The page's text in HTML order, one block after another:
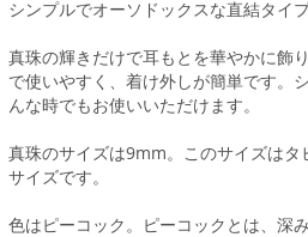
シンプルでオーソドックスな直結タイ
真珠の輝きだけで耳もとを華やかに飾
で使いやすく、着け外しが簡単です。
んな時でもお使いいただけます。
真珠のサイズは9mm。このサイズはタ
サイズです。
色はピーコック。ピーコックとは、深